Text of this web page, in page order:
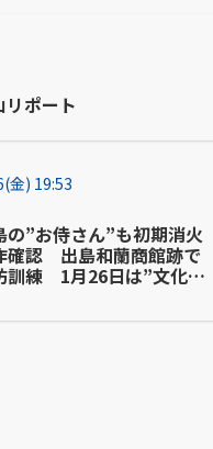
ポート
金) 19:53
の”お侍さん”も初期消火
確認 出島和蘭商館跡で
訓練 1月26日は”文化財